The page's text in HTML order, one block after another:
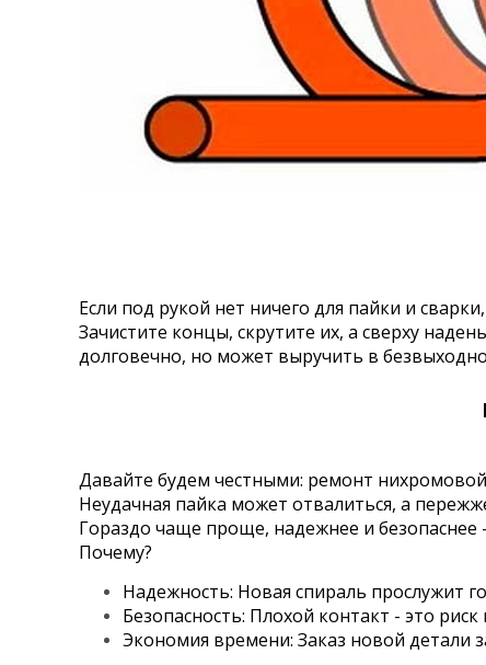
Если под рукой нет ничего для пайки и
Зачистите концы, скрутите их, а сверху
долговечно, но может выручить в
Давайте будем честными: ремонт
Неудачная пайка может отвалиться, а
Гораздо чаще проще, надежнее и
Почему?
Надежность: Новая спираль прослужит
Безопасность: Плохой контакт - это
Экономия времени: Заказ новой детали